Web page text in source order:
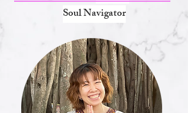
Soul Navigator